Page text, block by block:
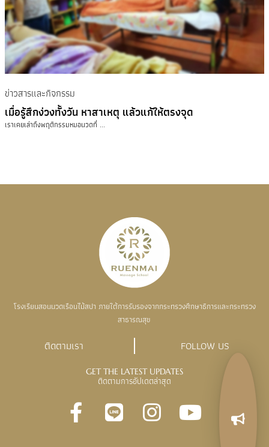
ข่าวสารและกิจกรรม
เมื่อรู้สึกง่วงทั้งวัน หาสาเหตุ แล้วแก้ให้ตรงจุด
เราเคยเล่าถึงพฤติกรรมหมอนวดที่ ...
โรงเรียนสอนนวดเรือนไม้สปา ภายใต้การรับรองจากกระทรวงศึกษาธิการและกระทรวง
สาธารณสุข
ติดตามเรา FOLLOW US
GET THE LATEST UPDATES
ติดตามการอัปเดตล่าสุด